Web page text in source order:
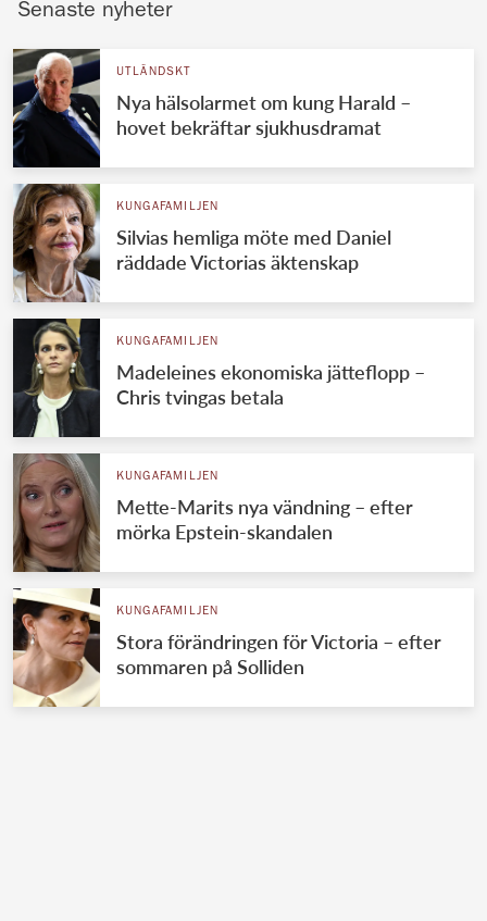
Senaste nyheter
UTLÄNDSKT
Nya hälsolarmet om kung Harald –
hovet bekräftar sjukhusdramat
KUNGAFAMILJEN
Silvias hemliga möte med Daniel
räddade Victorias äktenskap
KUNGAFAMILJEN
Madeleines ekonomiska jätteflopp –
Chris tvingas betala
KUNGAFAMILJEN
Mette-Marits nya vändning – efter
mörka Epstein-skandalen
KUNGAFAMILJEN
Stora förändringen för Victoria – efter
sommaren på Solliden